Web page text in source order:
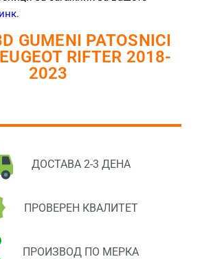
.
GUMENI PATOSNICI
RIFTER 2018-
2023
ДОСТАВА 2-3 ДЕНА
ПРОВЕРЕН КВАЛИТЕТ
ПРОИЗВОД ПО МЕРКА